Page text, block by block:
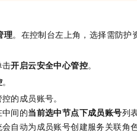
理。在控制台左上角，选择需防护
击开启云安全中心管控。
。
的成员账号。
间的当前选中节点下成员账号列
自动为成员账号创建服务关联角